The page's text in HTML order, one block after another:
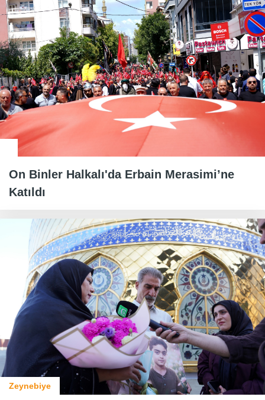
On Binler Halkalı'da Erbain Merasimi’ne
Katıldı
Zeynebiye